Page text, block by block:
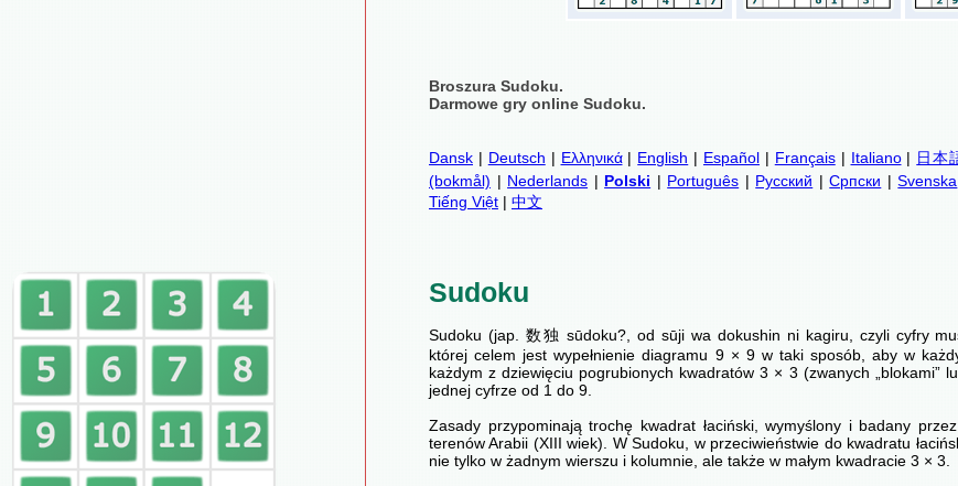
Broszura Sudoku.
Darmowe gry online Sudoku.
Dansk | Deutsch | Ελληνικά| English | Español | Français| Italiano| 日本
(bokmål) | Nederlands | Polski | Português | Русский |Српски |Svenska
Tiếng Việt | 中文
Sudoku
Sudoku (jap. 数独 sūdoku?, od sūji wa dokushin ni kagiru, czyli cyfry
której celem jest wypełnienie diagramu 9 × 9 w taki sposób, aby w
każdym z dziewięciu pogrubionych kwadratów 3 × 3 (zwanych „blokami”
jednej cyfrze od 1 do 9.
Zasady przypominają trochę kwadrat łaciński, wymyślony i badany
terenów Arabii (XIII wiek). W Sudoku, w przeciwieństwie do kwadratu
nie tylko w żadnym wierszu i kolumnie, ale także w małym kwadracie 3 × 3.